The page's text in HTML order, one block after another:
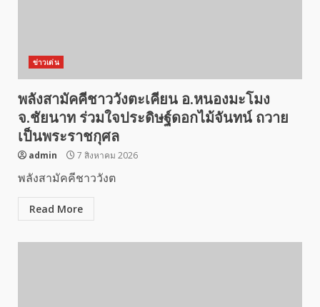
ข่าวเด่น
พลังสามัคคีชาววังตะเคียน อ.หนองมะโมง
จ.ชัยนาท ร่วมใจประดิษฐ์ดอกไม้จันทน์ ถวาย
เป็นพระราชกุศล
admin 7 สิงหาคม 2026
พลังสามัคคีชาววังต
Read More